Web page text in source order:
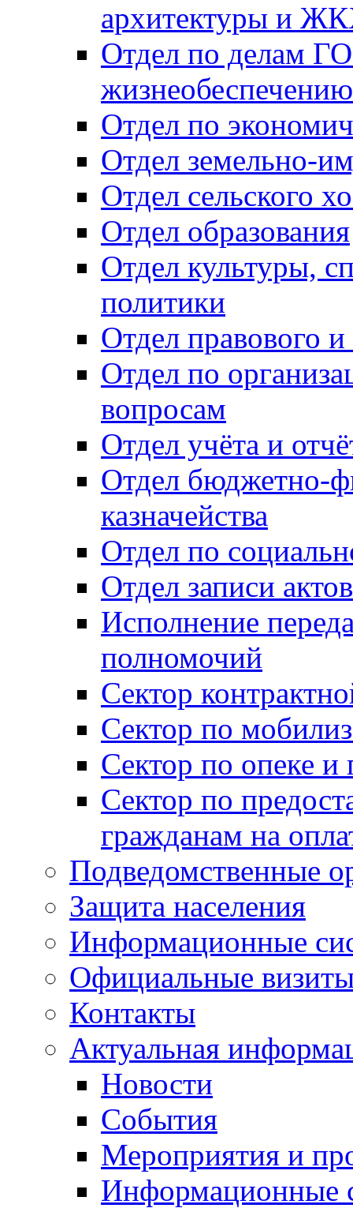
архитектуры и
Отдел по делам
Отдел по
Отдел земельно-
Отдел сельского
Отдел образования
Отдел культуры,
политики
Отдел правового
Отдел по
вопросам
Отдел учёта и
Отдел бюджетно-
казначейства
Отдел по
Отдел записи
Исполнение
полномочий
Сектор
Сектор по
Сектор по опеке и
Сектор по
гражданам на
Подведомственные
Защита населения
Информационные
Официальные
Контакты
Актуальная
Новости
События
Мероприятия и
Информационные